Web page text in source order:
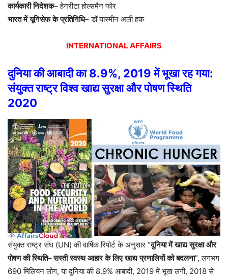
कार्यकारी निदेशक–हेनरीटा होल्समैन फोर
भारत में यूनिसेफ के प्रतिनिधि–डॉ यास्मीन अली हक
INTERNATIONAL AFFAIRS
दुनियाकीआबादीका8.9%, 2019मेंभूखारहगया:
संयुक्तराष्ट्रविश्वखाद्यसुरक्षाऔरपोषणस्थिति
2020
संयुक्त राष्ट्र संघ (UN)की वार्षिक रिपोर्ट के अनुसार “दुनिया में खाद्य सुरक्षा और
पोषण की स्थिति–सस्ती स्वस्थ आहार के लिए खाद्य प्रणालियों को बदलना”,लगभग
690मिलियन लोग,या दुनिया की8.9% आबादी, 2019में भूख लगी, 2018से